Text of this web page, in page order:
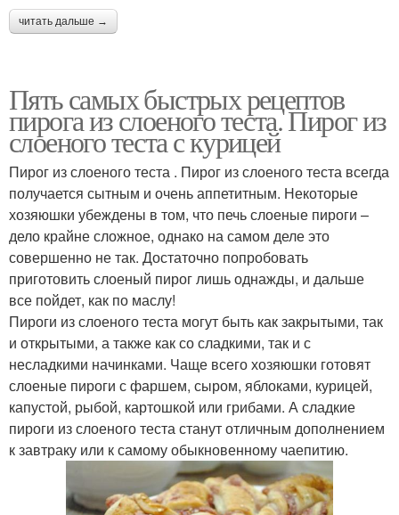
читать дальше →
Пять самых быстрых рецептов
пирога из слоеного теста. Пирог из
слоеного теста с курицей
Пирог из слоеного теста . Пирог из слоеного теста всегда
получается сытным и очень аппетитным. Некоторые
хозяюшки убеждены в том, что печь слоеные пироги –
дело крайне сложное, однако на самом деле это
совершенно не так. Достаточно попробовать
приготовить слоеный пирог лишь однажды, и дальше
все пойдет, как по маслу!
Пироги из слоеного теста могут быть как закрытыми, так
и открытыми, а также как со сладкими, так и с
несладкими начинками. Чаще всего хозяюшки готовят
слоеные пироги с фаршем, сыром, яблоками, курицей,
капустой, рыбой, картошкой или грибами. А сладкие
пироги из слоеного теста станут отличным дополнением
к завтраку или к самому обыкновенному чаепитию.